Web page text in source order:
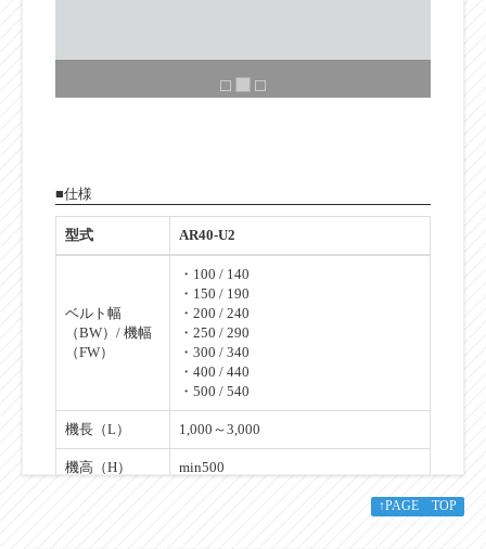
■仕様
型式 AR40-U2
ベルト幅
（BW）/ 機幅
（FW）
・100 / 140
・150 / 190
・200 / 240
・250 / 290
・300 / 340
・400 / 440
・500 / 540
機長（L） 1,000～3,000
機高（H） min500
SUS304 40H（401：2B材 402：↑PAGE TOP